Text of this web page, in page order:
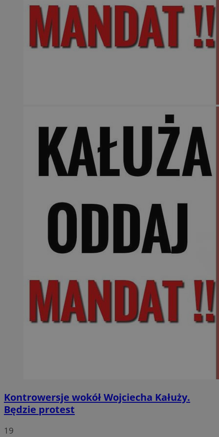
Kontrowersje wokół Wojciecha Kałuży.
Będzie protest
19